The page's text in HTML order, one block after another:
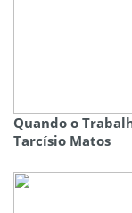
Quando o
Tarcísio Matos